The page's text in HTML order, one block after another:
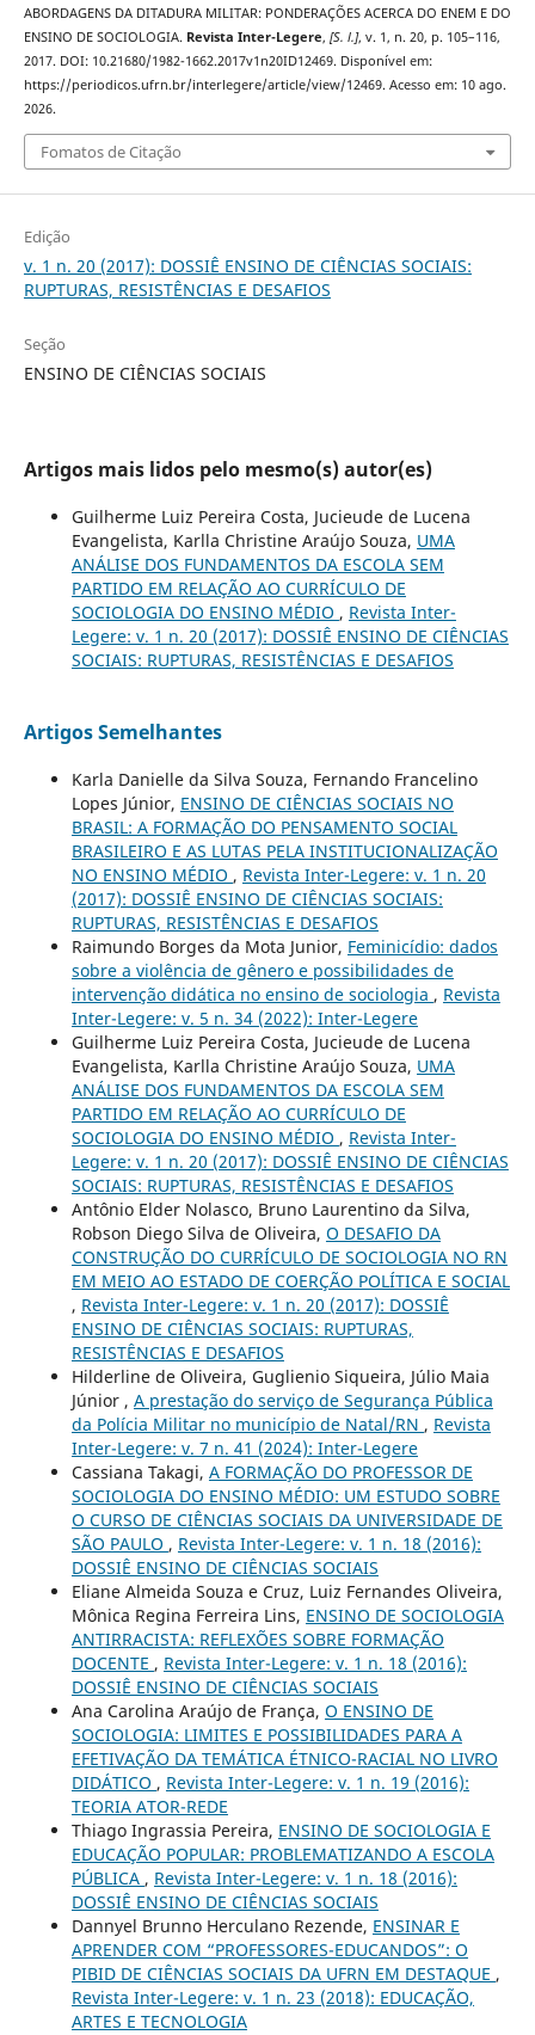
ABORDAGENS DA DITADURA MILITAR: PONDERAÇÕES ACERCA DO ENEM E DO
ENSINO DE SOCIOLOGIA. Revista Inter-Legere, [S. l.], v. 1, n. 20, p. 105–116,
2017. DOI: 10.21680/1982-1662.2017v1n20ID12469. Disponível em:
https://periodicos.ufrn.br/interlegere/article/view/12469. Acesso em: 10 ago.
2026.
Fomatos de Citação
Edição
v. 1 n. 20 (2017): DOSSIÊ ENSINO DE CIÊNCIAS SOCIAIS:
RUPTURAS, RESISTÊNCIAS E DESAFIOS
Seção
ENSINO DE CIÊNCIAS SOCIAIS
Artigos mais lidos pelo mesmo(s) autor(es)
Guilherme Luiz Pereira Costa, Jucieude de Lucena
Evangelista, Karlla Christine Araújo Souza, UMA
ANÁLISE DOS FUNDAMENTOS DA ESCOLA SEM
PARTIDO EM RELAÇÃO AO CURRÍCULO DE
SOCIOLOGIA DO ENSINO MÉDIO , Revista Inter-
Legere: v. 1 n. 20 (2017): DOSSIÊ ENSINO DE CIÊNCIAS
SOCIAIS: RUPTURAS, RESISTÊNCIAS E DESAFIOS
Artigos Semelhantes
Karla Danielle da Silva Souza, Fernando Francelino
Lopes Júnior, ENSINO DE CIÊNCIAS SOCIAIS NO
BRASIL: A FORMAÇÃO DO PENSAMENTO SOCIAL
BRASILEIRO E AS LUTAS PELA INSTITUCIONALIZAÇÃO
NO ENSINO MÉDIO , Revista Inter-Legere: v. 1 n. 20
(2017): DOSSIÊ ENSINO DE CIÊNCIAS SOCIAIS:
RUPTURAS, RESISTÊNCIAS E DESAFIOS
Raimundo Borges da Mota Junior, Feminicídio: dados
sobre a violência de gênero e possibilidades de
intervenção didática no ensino de sociologia , Revista
Inter-Legere: v. 5 n. 34 (2022): Inter-Legere
Guilherme Luiz Pereira Costa, Jucieude de Lucena
Evangelista, Karlla Christine Araújo Souza, UMA
ANÁLISE DOS FUNDAMENTOS DA ESCOLA SEM
PARTIDO EM RELAÇÃO AO CURRÍCULO DE
SOCIOLOGIA DO ENSINO MÉDIO , Revista Inter-
Legere: v. 1 n. 20 (2017): DOSSIÊ ENSINO DE CIÊNCIAS
SOCIAIS: RUPTURAS, RESISTÊNCIAS E DESAFIOS
Antônio Elder Nolasco, Bruno Laurentino da Silva,
Robson Diego Silva de Oliveira, O DESAFIO DA
CONSTRUÇÃO DO CURRÍCULO DE SOCIOLOGIA NO RN
EM MEIO AO ESTADO DE COERÇÃO POLÍTICA E SOCIAL
, Revista Inter-Legere: v. 1 n. 20 (2017): DOSSIÊ
ENSINO DE CIÊNCIAS SOCIAIS: RUPTURAS,
RESISTÊNCIAS E DESAFIOS
Hilderline de Oliveira, Guglienio Siqueira, Júlio Maia
Júnior , A prestação do serviço de Segurança Pública
da Polícia Militar no município de Natal/RN , Revista
Inter-Legere: v. 7 n. 41 (2024): Inter-Legere
Cassiana Takagi, A FORMAÇÃO DO PROFESSOR DE
SOCIOLOGIA DO ENSINO MÉDIO: UM ESTUDO SOBRE
O CURSO DE CIÊNCIAS SOCIAIS DA UNIVERSIDADE DE
SÃO PAULO , Revista Inter-Legere: v. 1 n. 18 (2016):
DOSSIÊ ENSINO DE CIÊNCIAS SOCIAIS
Eliane Almeida Souza e Cruz, Luiz Fernandes Oliveira,
Mônica Regina Ferreira Lins, ENSINO DE SOCIOLOGIA
ANTIRRACISTA: REFLEXÕES SOBRE FORMAÇÃO
DOCENTE , Revista Inter-Legere: v. 1 n. 18 (2016):
DOSSIÊ ENSINO DE CIÊNCIAS SOCIAIS
Ana Carolina Araújo de França, O ENSINO DE
SOCIOLOGIA: LIMITES E POSSIBILIDADES PARA A
EFETIVAÇÃO DA TEMÁTICA ÉTNICO-RACIAL NO LIVRO
DIDÁTICO , Revista Inter-Legere: v. 1 n. 19 (2016):
TEORIA ATOR-REDE
Thiago Ingrassia Pereira, ENSINO DE SOCIOLOGIA E
EDUCAÇÃO POPULAR: PROBLEMATIZANDO A ESCOLA
PÚBLICA , Revista Inter-Legere: v. 1 n. 18 (2016):
DOSSIÊ ENSINO DE CIÊNCIAS SOCIAIS
Dannyel Brunno Herculano Rezende, ENSINAR E
APRENDER COM “PROFESSORES-EDUCANDOS”: O
PIBID DE CIÊNCIAS SOCIAIS DA UFRN EM DESTAQUE ,
Revista Inter-Legere: v. 1 n. 23 (2018): EDUCAÇÃO,
ARTES E TECNOLOGIA